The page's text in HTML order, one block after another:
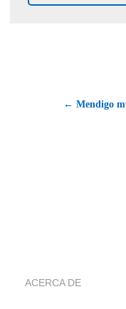
← Mendigo
ACERCA DE